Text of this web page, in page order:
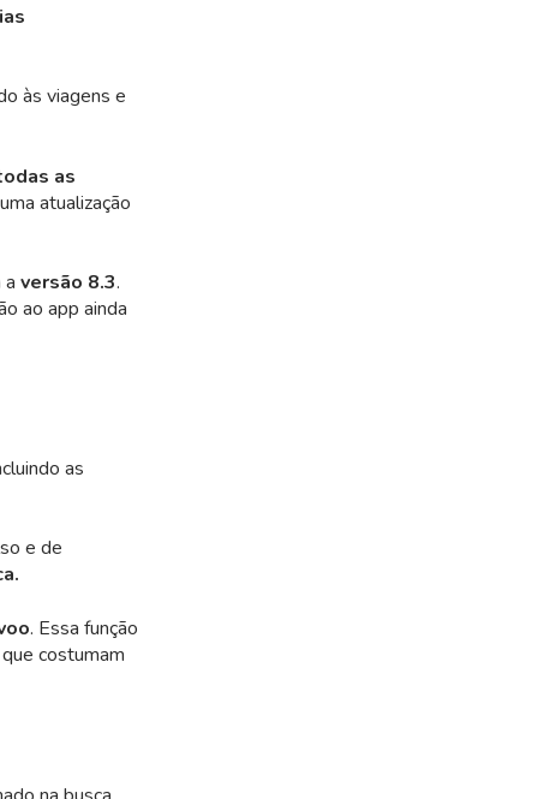
às viagens e
as
atualização
a versão 8.3.
ao app ainda
as
e de
. Essa função
costumam